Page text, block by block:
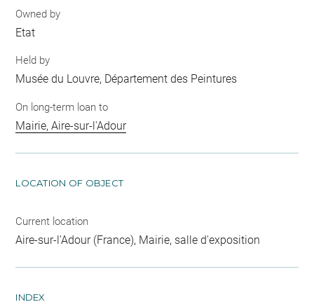
Owned by
Etat
Held by
Musée du Louvre, Département des Peintures
On long-term loan to
Mairie, Aire-sur-l'Adour
LOCATION OF OBJECT
Current location
Aire-sur-l'Adour (France), Mairie, salle d'exposition
INDEX